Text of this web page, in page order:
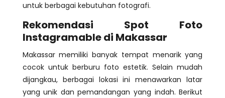
untuk berbagai kebutuhan fotografi.
Rekomendasi Spot Foto
Instagramable di Makassar
Makassar memiliki banyak tempat menarik yang
cocok untuk berburu foto estetik. Selain mudah
dijangkau, berbagai lokasi ini menawarkan latar
yang unik dan pemandangan yang indah. Berikut